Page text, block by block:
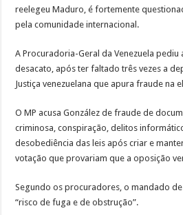
reelegeu Maduro, é fortemente
pela comunidade internacional.
A Procuradoria-Geral da Venezuela
desacato, após ter faltado três vezes a
Justiça venezuelana que apura fraude na
O MP acusa González de fraude de
criminosa, conspiração, delitos
desobediência das leis após criar e
votação que provariam que a oposição
Segundo os procuradores, o mandado
“risco de fuga e de obstrução”.